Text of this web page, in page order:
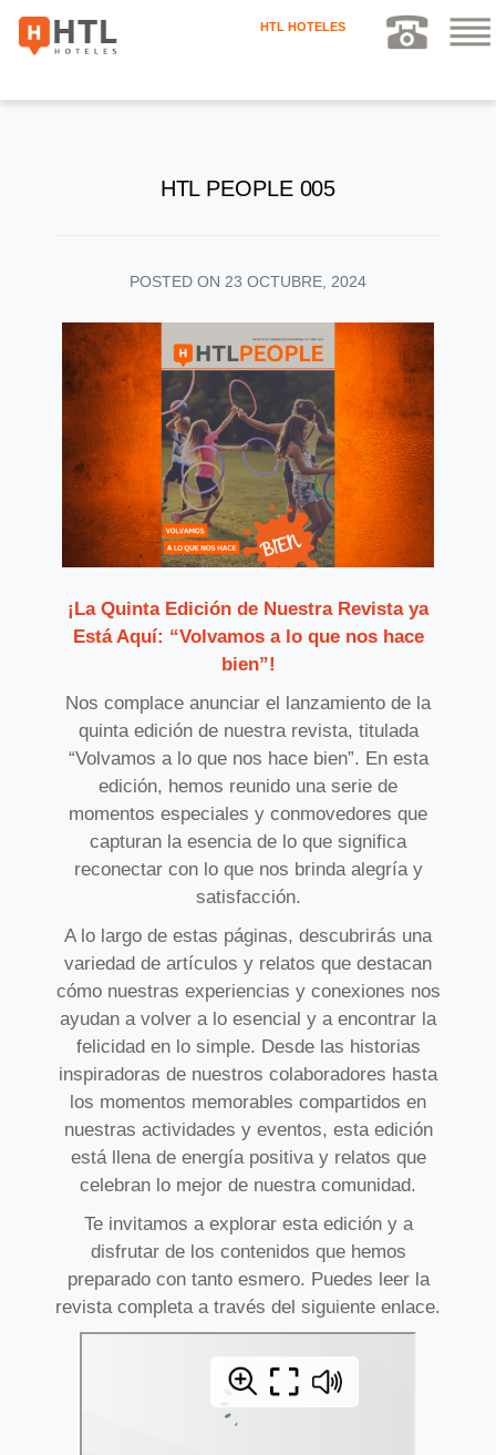
HTL HOTELES
HTL PEOPLE 005
POSTED ON 23 OCTUBRE, 2024
¡La Quinta Edición de Nuestra Revista ya
Está Aquí: “Volvamos a lo que nos hace
bien”!
Nos complace anunciar el lanzamiento de la
quinta edición de nuestra revista, titulada
“Volvamos a lo que nos hace bien”. En esta
edición, hemos reunido una serie de
momentos especiales y conmovedores que
capturan la esencia de lo que significa
reconectar con lo que nos brinda alegría y
satisfacción.
A lo largo de estas páginas, descubrirás una
variedad de artículos y relatos que destacan
cómo nuestras experiencias y conexiones nos
ayudan a volver a lo esencial y a encontrar la
felicidad en lo simple. Desde las historias
inspiradoras de nuestros colaboradores hasta
los momentos memorables compartidos en
nuestras actividades y eventos, esta edición
está llena de energía positiva y relatos que
celebran lo mejor de nuestra comunidad.
Te invitamos a explorar esta edición y a
disfrutar de los contenidos que hemos
preparado con tanto esmero. Puedes leer la
revista completa a través del siguiente enlace.